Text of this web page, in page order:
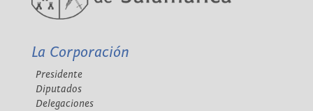
La Corporación
Presidente
Diputados
Delegaciones